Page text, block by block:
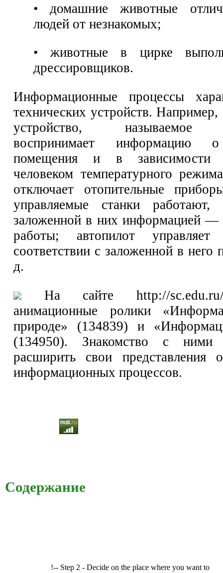
• домашние животные
людей от незнакомых;
• животные в цирке
дрессировщиков.
Информационные процессы
технических устройств. Например,
устройство, называемое
воспринимает информацию о
помещения и в зависимости
человеком температурного
отключает отопительные
управляемые станки работают,
заложенной в них информацией —
работы; автопилот
соответствии с заложенной в него
д.
На сайте http://
анимационные ролики
природе» (134839) и
(134950). Знакомство с
расширить свои представления
информационных процессов.
Содержание
!-- Step 2 - Decide on the place where you want to